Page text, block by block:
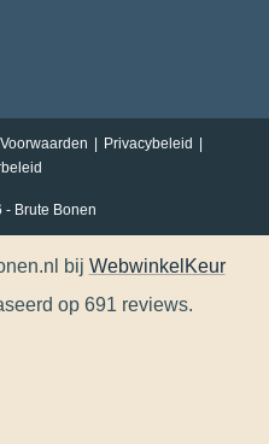
Privacybeleid
- Brute Bonen
bij WebwinkelKeur
op 691 reviews.